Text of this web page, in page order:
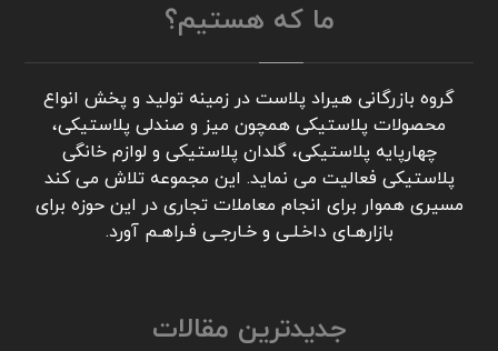
ما که هستیم؟
گروه بازرگانی هیراد پلاست در زمینه تولید و پخش انواع
محصولات پلاستیکی همچون میز و صندلی پلاستیکی،
چهارپایه پلاستیکی، گلدان پلاستیکی و لوازم خانگی
پلاستیکی فعالیت می نماید. این مجموعه تلاش می کند
مسیری هموار برای انجام معاملات تجاری در این حوزه برای
بازارهـای داخـلـی و خـارجـی فـراهـم آورد.
جدیدترین مقالات